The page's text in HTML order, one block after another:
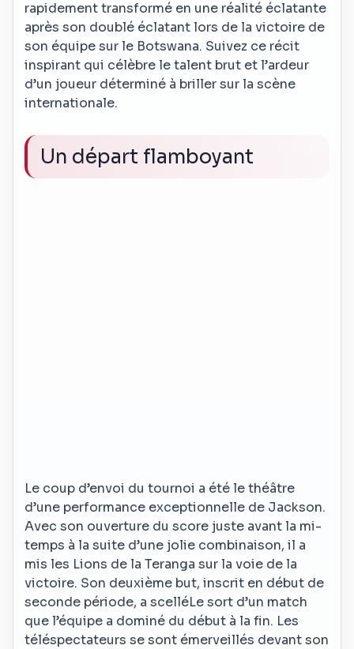
rapidement transformé en une réalité éclatante
après son doublé éclatant lors de la victoire de
son équipe sur le Botswana. Suivez ce récit
inspirant qui célèbre le talent brut et l’ardeur
d’un joueur déterminé à briller sur la scène
internationale.
Un départ flamboyant
Le coup d’envoi du tournoi a été le théâtre
d’une performance exceptionnelle de Jackson.
Avec son ouverture du score juste avant la mi-
temps à la suite d’une jolie combinaison, il a
mis les Lions de la Teranga sur la voie de la
victoire. Son deuxième but, inscrit en début de
seconde période, a scelléLe sort d’un match
que l’équipe a dominé du début à la fin. Les
téléspectateurs se sont émerveillés devant son